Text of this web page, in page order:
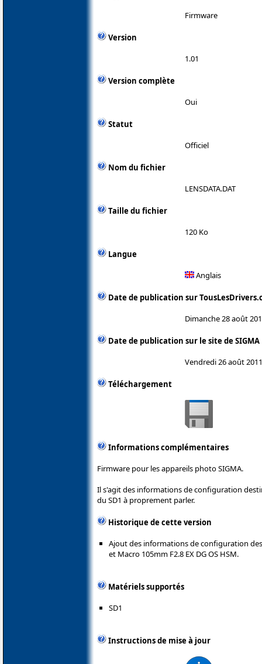
Firmware
Version
1.01
Version complète
Oui
Statut
Officiel
Nom du fichier
LENSDATA.DAT
Taille du fichier
120 Ko
Langue
Anglais
Date de publication sur
Dimanche 28 août
Date de publication sur le site de SIGMA
Vendredi 26 août 2011
Téléchargement
Informations complémentaires
Firmware pour les appareils photo SIGMA.
Il s'agit des informations de configuration
du SD1 à proprement parler.
Historique de cette version
Ajout des informations de configuration
et Macro 105mm F2.8 EX DG OS HSM.
Matériels supportés
SD1
Instructions de mise à jour